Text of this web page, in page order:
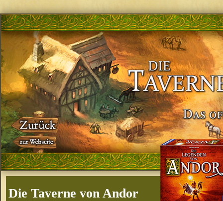
Die Taverne von Andor